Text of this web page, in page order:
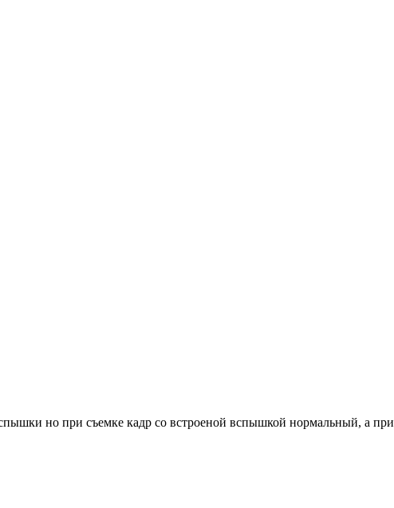
но при съемке кадр со встроеной вспышкой нормальный, а